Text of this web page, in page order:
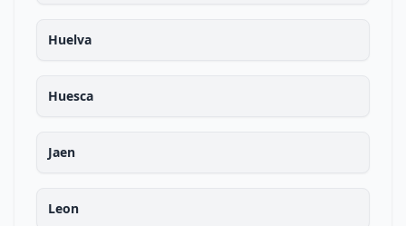
Huelva
Huesca
Jaen
Leon